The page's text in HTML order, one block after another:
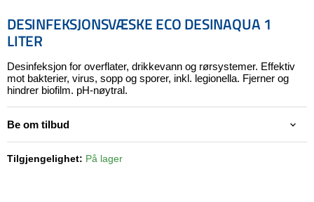
DESINFEKSJONSVÆSKE ECO DESINAQUA 1
LITER
Desinfeksjon for overflater, drikkevann og rørsystemer. Effektiv
mot bakterier, virus, sopp og sporer, inkl. legionella. Fjerner og
hindrer biofilm. pH-nøytral.
Be om tilbud
Tilgjengelighet: På lager